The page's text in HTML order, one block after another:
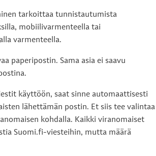
tarkoittaa tunnistautumista
mobiilivarmenteella tai
varmenteella.
paperipostin. Sama asia ei saavu
käyttöön, saat sinne automaattisesti
lähettämän postin. Et siis tee valintaa
kohdalla. Kaikki viranomaiset
Suomi.fi-viesteihin, mutta määrä